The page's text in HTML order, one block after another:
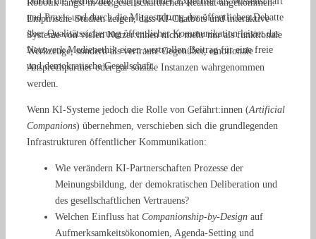
und Praxis und durch die Mitgestaltung der öffentlichen Debatte
über Qualitätssicherung öffentlicher Kommunikation leistet das
Netzwerk Medienethik einen wertvollen Beitrag für eine freie
und demokratische Gesellschaft.
Robotik längst in der gesellschaftlichen Realität angekommen.
Empirische Studien zeigen, dass KI-Chatbots und interaktive
Systeme von vielen Nutzer:innen nicht mehr nur als funktionale
Werkzeuge, sondern als vertraute Gegenüber, emotionale
Ansprechpartner oder gar soziale Instanzen wahrgenommen
werden
Wenn KI-Systeme jedoch die Rolle von Gefährt:innen (Artificial
Companions) übernehmen, verschieben sich die grundlegenden
Infrastrukturen öffentlicher Kommunikation:
Wie verändern KI-Partnerschaften Prozesse der
Meinungsbildung, der demokratischen Deliberation und
des gesellschaftlichen Vertrauens?
Welchen Einfluss hat Companionship-by-Design auf
Aufmerksamkeitsökonomien, Agenda-Setting und